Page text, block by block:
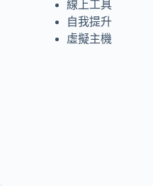
線上工具
自我提升
虛擬主機